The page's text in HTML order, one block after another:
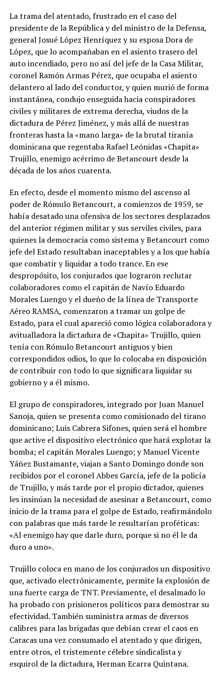
La trama del atentado, frustrado en el caso del
presidente de la República y del ministro de la Defensa,
general Josué López Henríquez y su esposa Dora de
López, que lo acompañaban en el asiento trasero del
auto incendiado, pero no así del jefe de la Casa Militar,
coronel Ramón Armas Pérez, que ocupaba el asiento
delantero al lado del conductor, y quien murió de forma
instantánea, condujo enseguida hacia conspiradores
civiles y militares de extrema derecha, viudos de la
dictadura de Pérez Jiménez, y más allá de nuestras
fronteras hasta la «mano larga» de la brutal tiranía
dominicana que regentaba Rafael Leónidas «Chapita»
Trujillo, enemigo acérrimo de Betancourt desde la
década de los años cuarenta.
En efecto, desde el momento mismo del ascenso al
poder de Rómulo Betancourt, a comienzos de 1959, se
había desatado una ofensiva de los sectores desplazados
del anterior régimen militar y sus serviles civiles, para
quienes la democracia como sistema y Betancourt como
jefe del Estado resultaban inaceptables y a los que había
que combatir y liquidar a todo trance. En ese
despropósito, los conjurados que lograron reclutar
colaboradores como el capitán de Navío Eduardo
Morales Luengo y el dueño de la línea de Transporte
Aéreo RAMSA, comenzaron a tramar un golpe de
Estado, para el cual apareció como lógica colaboradora y
avitualladora la dictadura de «Chapita» Trujillo, quien
tenía con Rómulo Betancourt antiguos y bien
correspondidos odios, lo que lo colocaba en disposición
de contribuir con todo lo que significara liquidar su
gobierno y a él mismo.
El grupo de conspiradores, integrado por Juan Manuel
Sanoja, quien se presenta como comisionado del tirano
dominicano; Luis Cabrera Sifones, quien será el hombre
que active el dispositivo electrónico que hará explotar la
bomba; el capitán Morales Luengo; y Manuel Vicente
Yáñez Bustamante, viajan a Santo Domingo donde son
recibidos por el coronel Abbes García, jefe de la policía
de Trujillo, y más tarde por el propio dictador, quienes
les insinúan la necesidad de asesinar a Betancourt, como
inicio de la trama para el golpe de Estado, reafirmándolo
con palabras que más tarde le resultarían proféticas:
«Al enemigo hay que darle duro, porque si no él le da
duro a uno».
Trujillo coloca en mano de los conjurados un dispositivo
que, activado electrónicamente, permite la explosión de
una fuerte carga de TNT. Previamente, el desalmado lo
ha probado con prisioneros políticos para demostrar su
efectividad. También suministra armas de diversos
calibres para las brigadas que debían crear el caos en
Caracas una vez consumado el atentado y que dirigen,
entre otros, el tristemente célebre sindicalista y
esquirol de la dictadura, Herman Ecarra Quintana.